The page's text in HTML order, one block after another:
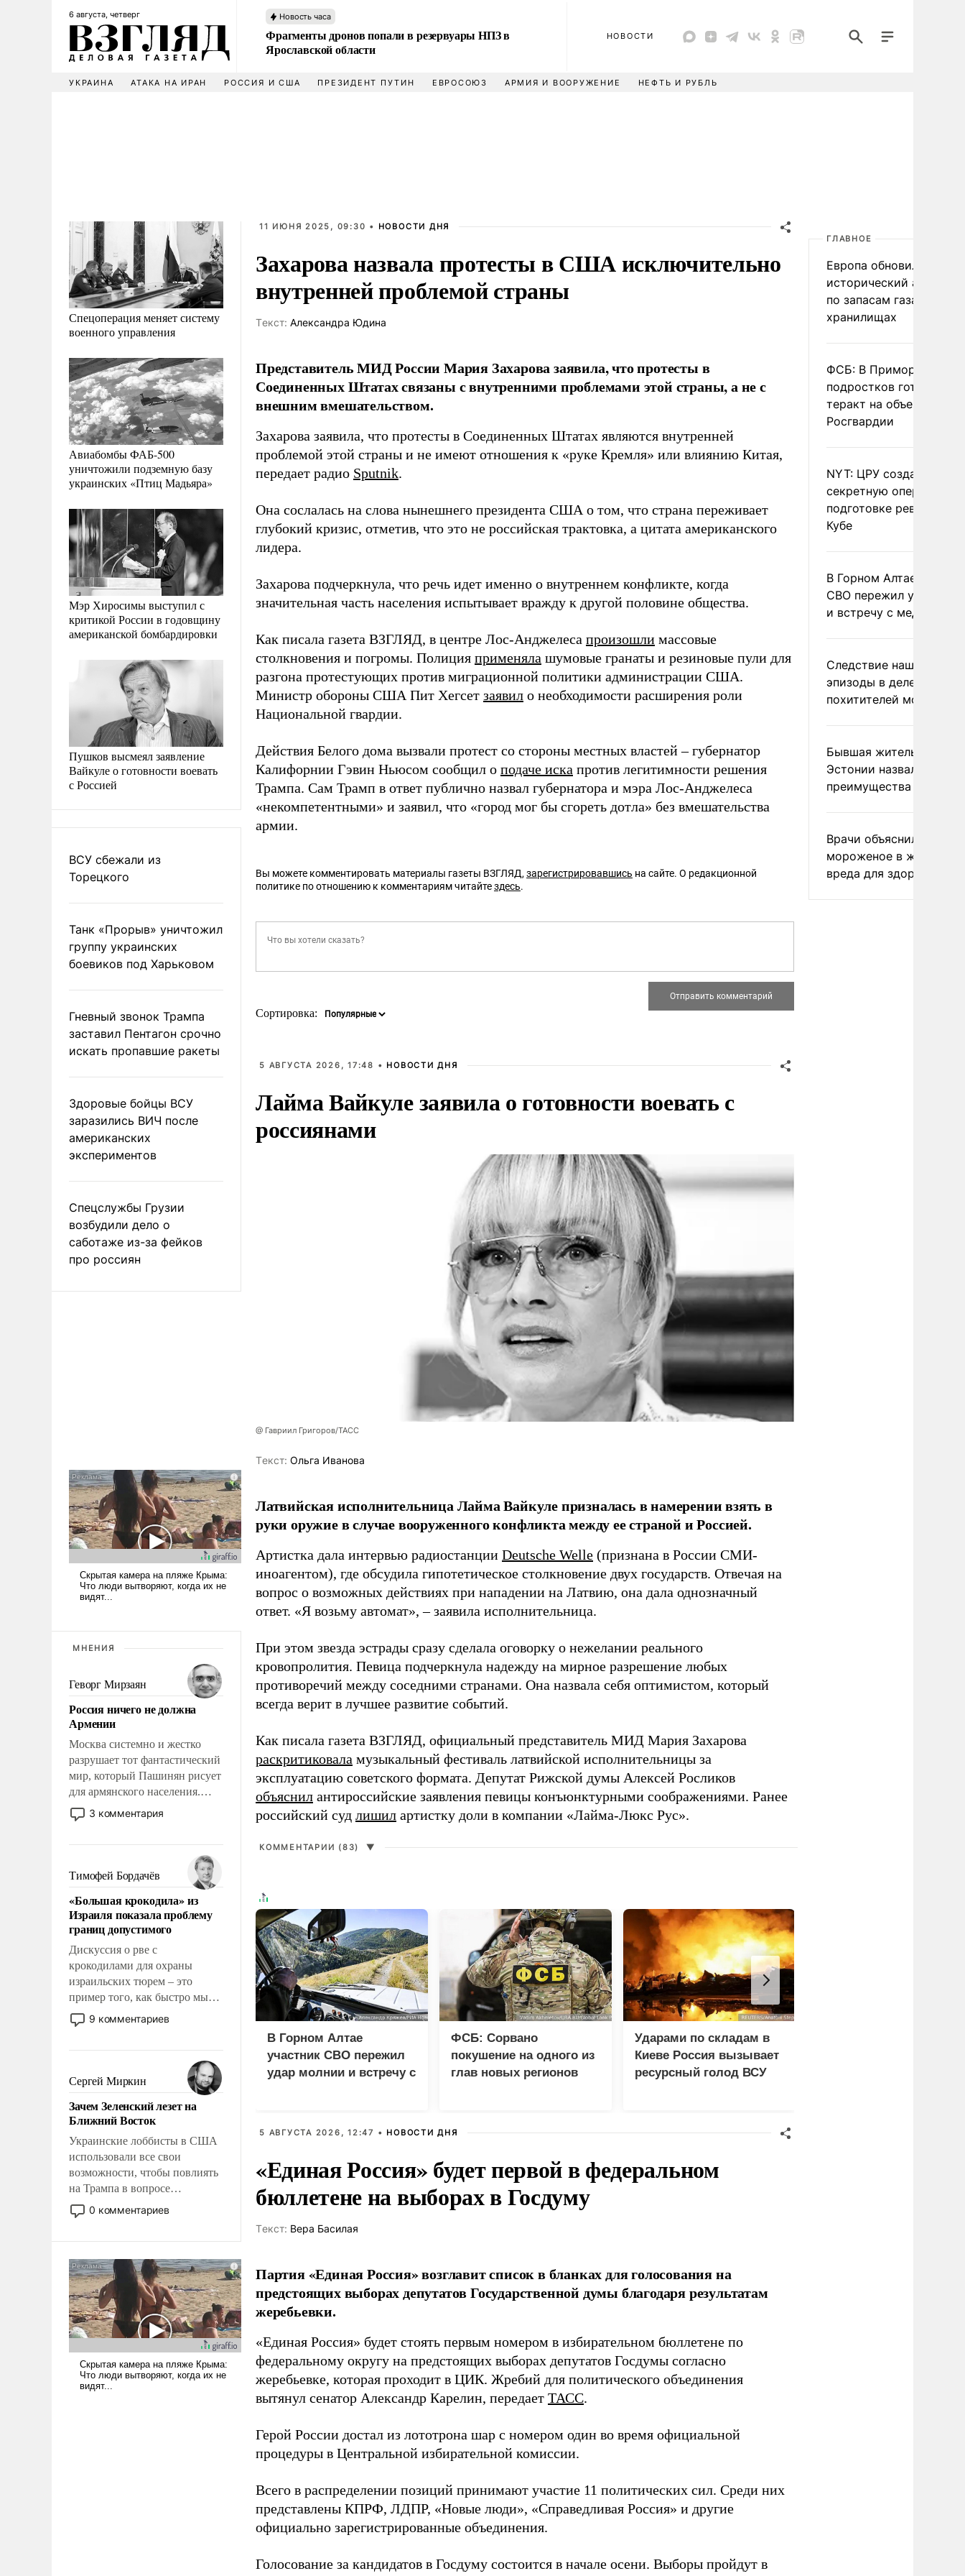
6 августа, четверг Новость часа
Фрагменты дронов попали в резервуары НПЗ в
Ярославской области
НОВОСТИ
УКРАИНА АТАКА НА ИРАН РОССИЯ И США ПРЕЗИДЕНТ ПУТИН ЕВРОСОЮЗ АРМИЯ И ВООРУЖЕНИЕ НЕФТЬ И РУБЛЬ
Спецоперация меняет систему
военного управления
Авиабомбы ФАБ-500
уничтожили подземную базу
украинских «Птиц Мадьяра»
Мэр Хиросимы выступил с
критикой России в годовщину
американской бомбардировки
Пушков высмеял заявление
Вайкуле о готовности воевать
с Россией
ВСУ сбежали из
Торецкого
Танк «Прорыв» уничтожил
группу украинских
боевиков под Харьковом
Гневный звонок Трампа
заставил Пентагон срочно
искать пропавшие ракеты
Здоровые бойцы ВСУ
заразились ВИЧ после
американских
экспериментов
Спецслужбы Грузии
возбудили дело о
саботаже из-за фейков
про россиян
МНЕНИЯ
Геворг Мирзаян
Россия ничего не должна
Армении
Москва системно и жестко
разрушает тот фантастический
мир, который Пашинян рисует
для армянского населения.
Мир, где этому населению все
должны просто по
политические прожекты будут
беспрекословно оплачиваться
за счет российских
налогоплательщиков и где за
свои поступки не нужно
отвечать.
3 комментария
Тимофей Бордачёв
«Большая крокодила» из
Израиля показала проблему
границ допустимого
Дискуссия о рве с
крокодилами для охраны
израильских тюрем – это
пример того, как быстро мы
двигаемся по пути
революционных изменений.
псевдонаучной фантастики,
стало всерьез обсуждаемой
идеей.
9 комментариев
Сергей Миркин
Зачем Зеленский лезет на
Ближний Восток
Украинские лоббисты в США
использовали все свои
возможности, чтобы повлиять
на Трампа в вопросе
предоставления вооружений
своим нанимателям. Вероятно,
голову мысль: хорошо бы
продемонстрировать, что
Украина вступила в
вооруженное противостояние
с Ираном.
0 комментариев
11 ИЮНЯ 2025, 09:30 • НОВОСТИ ДНЯ
Захарова назвала протесты в США исключительно
внутренней проблемой страны
Tекст: Александра Юдина
Представитель МИД России Мария Захарова заявила, что протесты в
Соединенных Штатах связаны с внутренними проблемами этой страны, а не с
внешним вмешательством.
Захарова заявила, что протесты в Соединенных Штатах являются внутренней
проблемой этой страны и не имеют отношения к «руке Кремля» или влиянию Китая,
передает радио Sputnik.
Она сослалась на слова нынешнего президента США о том, что страна переживает
глубокий кризис, отметив, что это не российская трактовка, а цитата американского
лидера.
Захарова подчеркнула, что речь идет именно о внутреннем конфликте, когда
значительная часть населения испытывает вражду к другой половине общества.
Как писала газета ВЗГЛЯД, в центре Лос-Анджелеса произошли массовые
столкновения и погромы. Полиция применяла шумовые гранаты и резиновые пули для
разгона протестующих против миграционной политики администрации США.
Министр обороны США Пит Хегсет заявил о необходимости расширения роли
Национальной гвардии.
Действия Белого дома вызвали протест со стороны местных властей – губернатор
Калифорнии Гэвин Ньюсом сообщил о подаче иска против легитимности решения
Трампа. Сам Трамп в ответ публично назвал губернатора и мэра Лос-Анджелеса
«некомпетентными» и заявил, что «город мог бы сгореть дотла» без вмешательства
армии.
Вы можете комментировать материалы газеты ВЗГЛЯД, зарегистрировавшись на сайте. О редакционной
политике по отношению к комментариям читайтездесь.
Сортировка:
5 АВГУСТА 2026, 17:48 • НОВОСТИ ДНЯ
Лайма Вайкуле заявила о готовности воевать с
россиянами
@ Гавриил Григоров/ТАСС
Tекст: Ольга Иванова
Латвийская исполнительница Лайма Вайкуле призналась в намерении взять в
руки оружие в случае вооруженного конфликта между ее страной и Россией.
Артистка дала интервью радиостанции Deutsche Welle (признана в России СМИ-
иноагентом), где обсудила гипотетическое столкновение двух государств. Отвечая на
вопрос о возможных действиях при нападении на Латвию, она дала однозначный
ответ. «Я возьму автомат», – заявила исполнительница.
При этом звезда эстрады сразу сделала оговорку о нежелании реального
кровопролития. Певица подчеркнула надежду на мирное разрешение любых
противоречий между соседними странами. Она назвала себя оптимистом, который
всегда верит в лучшее развитие событий.
Как писала газета ВЗГЛЯД, официальный представитель МИД Мария Захарова
раскритиковала музыкальный фестиваль латвийской исполнительницы за
эксплуатацию советского формата. Депутат Рижской думы Алексей Росликов
объяснил антироссийские заявления певицы конъюнктурными соображениями. Ранее
российский суд лишил артистку доли в компании «Лайма-Люкс Рус».
КОММЕНТАРИИ (83) ▼
В Горном Алтае
участник СВО пережил
удар молнии и встречу с
ФСБ: Сорвано
покушение на одного из
глав новых регионов
Ударами по складам в
Киеве Россия вызывает
ресурсный голод ВСУ
5 АВГУСТА 2026, 12:47 • НОВОСТИ ДНЯ
«Единая Россия» будет первой в федеральном
бюллетене на выборах в Госдуму
Tекст: Вера Басилая
Партия «Единая Россия» возглавит список в бланках для голосования на
предстоящих выборах депутатов Государственной думы благодаря результатам
жеребьевки.
«Единая Россия» будет стоять первым номером в избирательном бюллетене по
федеральному округу на предстоящих выборах депутатов Госдумы согласно
жеребьевке, которая проходит в ЦИК. Жребий для политического объединения
вытянул сенатор Александр Карелин, передает ТАСС.
Герой России достал из лототрона шар с номером один во время официальной
процедуры в Центральной избирательной комиссии.
Всего в распределении позиций принимают участие 11 политических сил. Среди них
представлены КПРФ, ЛДПР, «Новые люди», «Справедливая Россия» и другие
официально зарегистрированные объединения.
Голосование за кандидатов в Госдуму состоится в начале осени. Выборы пройдут в
ГЛАВНОЕ
Европа обновила
исторический
по запасам газа в
хранилищах
ФСБ: В Приморье трое
подростков готовили
теракт на объекте
Росгвардии
NYT: ЦРУ создало
секретную опергруппу
подготовке революции
Кубе
В Горном Алтае
СВО пережил удар
и встречу с медведем
Следствие нашло
эпизоды в деле
похитителей москвичек
Бывшая жительница
Эстонии назвала
преимущества России
Врачи объяснили, как
мороженое в жару без
вреда для здоровья